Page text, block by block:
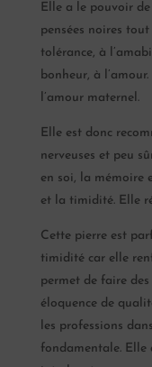
Elle a le pouvoir
pensées noires
tolérance, à
bonheur, à
l’amour maternel.
Elle est donc
nerveuses et peu
en soi, la mémoire
et la timidité. Elle
Cette pierre est
timidité car elle
permet de faire
éloquence de
les professions
fondamentale. Elle